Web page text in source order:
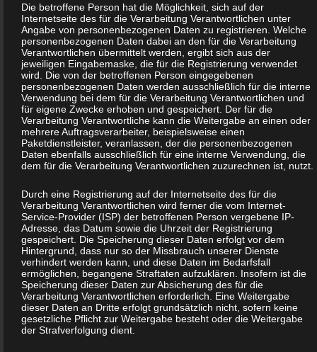
35519 Rockenberg
Deutschland
06033/972206
E-Mail:
01680162872
Cookies / SessionStorage / LocalStorage
Die Internetseiten verwenden teilweise so genannte Cookies,
LocalStorage und SessionStorage. Dies dient dazu, unser Angebot
nutzerfreundlicher, effektiver und sicherer zu machen. Local
Storage und SessionStorage ist eine Technologie, mit welcher ihr
Browser Daten auf Ihrem Computer oder mobilen Gerät
abspeichert. Cookies sind Textdateien, welche über einen
Internetbrowser auf einem Computersystem abgelegt und
gespeichert werden. Sie können die Verwendung von Cookies,
Die betroffene Person hat die Möglichkeit, sich auf der
Internetseite des für die Verarbeitung Verantwortlichen unter
Angabe von personenbezogenen Daten zu registrieren. Welche
personenbezogenen Daten dabei an den für die Verarbeitung
Verantwortlichen übermittelt werden, ergibt sich aus der
jeweiligen Eingabemaske, die für die Registrierung verwendet
wird. Die von der betroffenen Person eingegebenen
personenbezogenen Daten werden ausschließlich für die interne
Verwendung bei dem für die Verarbeitung Verantwortlichen und
für eigene Zwecke erhoben und gespeichert. Der für die
Verarbeitung Verantwortliche kann die Weitergabe an einen oder
mehrere Auftragsverarbeiter, beispielsweise einen
Paketdienstleister, veranlassen, der die personenbezogenen
Daten ebenfalls ausschließlich für eine interne Verwendung, die
dem für die Verarbeitung Verantwortlichen zuzurechnen ist, nutzt.
Durch eine Registrierung auf der Internetseite des für die
Verarbeitung Verantwortlichen wird ferner die vom Internet-
Service-Provider (ISP) der betroffenen Person vergebene IP-
Adresse, das Datum sowie die Uhrzeit der Registrierung
gespeichert. Die Speicherung dieser Daten erfolgt vor dem
Hintergrund, dass nur so der Missbrauch unserer Dienste
verhindert werden kann, und diese Daten im Bedarfsfall
ermöglichen, begangene Straftaten aufzuklären. Insofern ist die
Speicherung dieser Daten zur Absicherung des für die
Verarbeitung Verantwortlichen erforderlich. Eine Weitergabe
dieser Daten an Dritte erfolgt grundsätzlich nicht, sofern keine
gesetzliche Pflicht zur Weitergabe besteht oder die Weitergabe
der Strafverfolgung dient.